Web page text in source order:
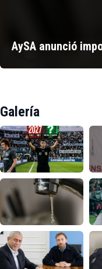
AySA anunció
Galería